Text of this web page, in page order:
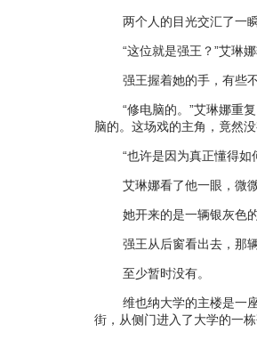
两个人的目光交汇了一
“这位就是强王？”艾琳
强王握着她的手，有些
“修电脑的。 ”艾琳娜重
脑的。这场戏的主角，竟然
“也许是因为真正懂得如
艾琳娜看了他一眼，微
她开来的是一辆银灰色
强王从后窗看出去，那
至少暂时没有。
维也纳大学的主楼是一
街，从侧门进入了大学的一